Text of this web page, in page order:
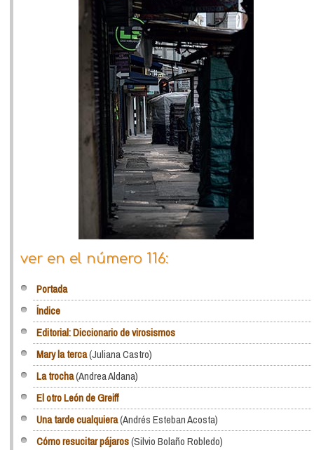
ver en el número 116:
Portada
Índice
Editorial: Diccionario de virosismos
Mary la terca(Juliana Castro)
La trocha(Andrea Aldana)
El otro León de Greiff
Una tarde cualquiera(Andrés Esteban Acosta)
Cómo resucitar pájaros(Silvio Bolaño Robledo)